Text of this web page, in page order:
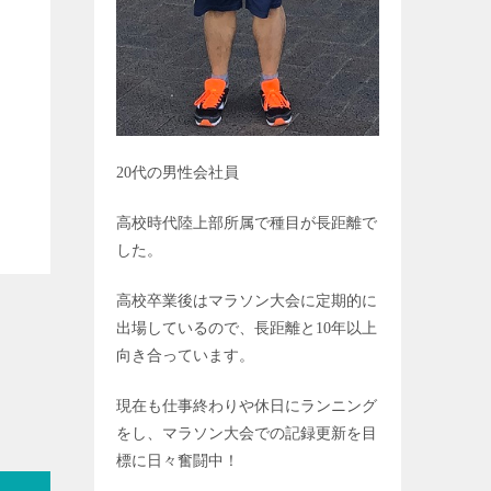
20代の男性会社員
高校時代陸上部所属で種目が長距離で
した。
高校卒業後はマラソン大会に定期的に
出場しているので、長距離と 10年以上
向き合っています。
現在も仕事終わりや休日にランニング
をし、マラソン大会での記録更新を目
標に日々奮闘中！